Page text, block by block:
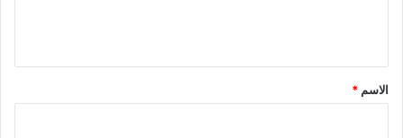
*
الاسم *